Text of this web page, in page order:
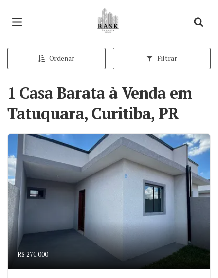
Página inicial
Ordenar Filtrar
1 Casa Barata à Venda em
Tatuquara, Curitiba, PR
R$ 270.000